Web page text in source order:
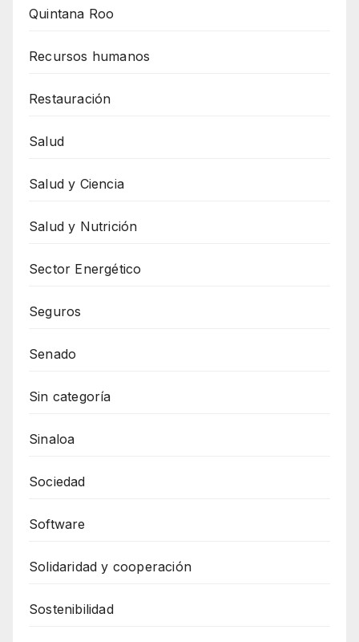
Quintana Roo
Recursos humanos
Restauración
Salud
Salud y Ciencia
Salud y Nutrición
Sector Energético
Seguros
Senado
Sin categoría
Sinaloa
Sociedad
Software
Solidaridad y cooperación
Sostenibilidad